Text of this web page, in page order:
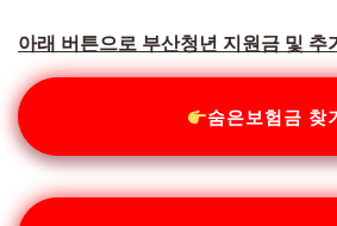
아래 버튼으로 부산청년 지원금 및
숨은보험금 찾